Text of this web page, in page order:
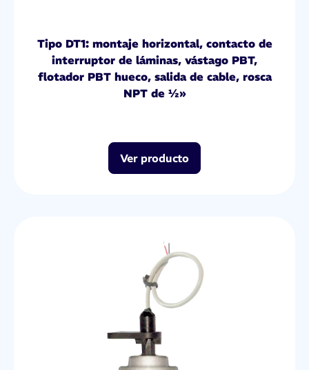
Tipo DT1: montaje horizontal, contacto de
interruptor de láminas, vástago PBT,
flotador PBT hueco, salida de cable, rosca
NPT de ½»
Ver producto